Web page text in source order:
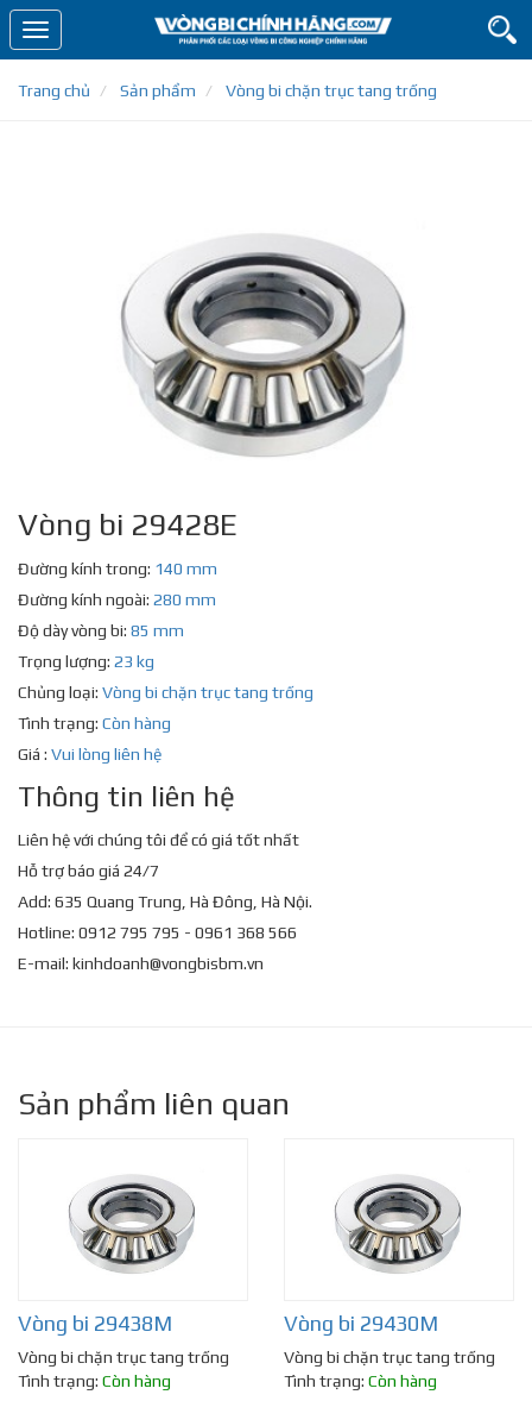
Toggle
navigation
Trang chủ
Sản phẩm Vòng bi chặn trục tang trống
Vòng bi 29428E
Đường kính trong: 140 mm
Đường kính ngoài: 280 mm
Độ dày vòng bi: 85 mm
Trọng lượng: 23 kg
Chủng loại: Vòng bi chặn trục tang trống
Tình trạng: Còn hàng
Giá : Vui lòng liên hệ
Thông tin liên hệ
Liên hệ với chúng tôi để có giá tốt nhất
Hỗ trợ báo giá 24/7
Add: 635 Quang Trung, Hà Đông, Hà Nội.
Hotline: 0912 795 795 - 0961 368 566
E-mail: kinhdoanh@vongbisbm.vn
Sản phẩm liên quan
Vòng bi 29438M
Vòng bi chặn trục tang trống
Tình trạng: Còn hàng
Vòng bi 29430M
Vòng bi chặn trục tang trống
Tình trạng: Còn hàng